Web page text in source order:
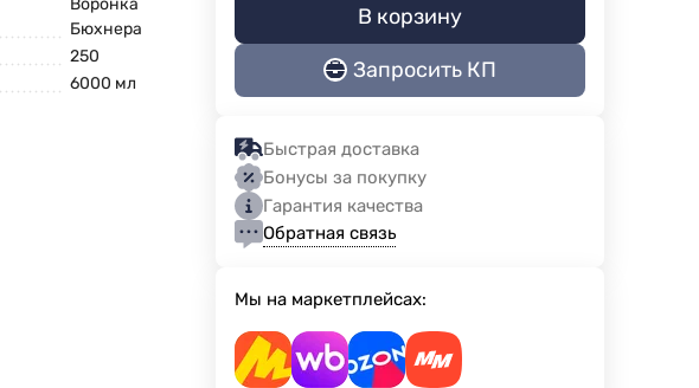
Воронка
Бюхнера
250
6000 мл
В корзину
Запросить КП
Быстрая доставка
Бонусы за покупку
Гарантия качества
Обратная связь
Мы на маркетплейсах: